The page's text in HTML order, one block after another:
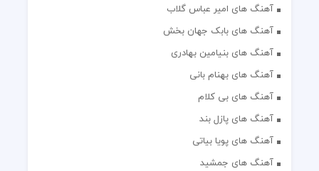
آهنگ های امیر عباس گلاب
آهنگ های بابک جهان بخش
آهنگ های بنیامین بهادری
آهنگ های بهنام بانی
آهنگ های بی کلام
آهنگ های پازل بند
آهنگ های پویا بیاتی
آهنگ های جمشید